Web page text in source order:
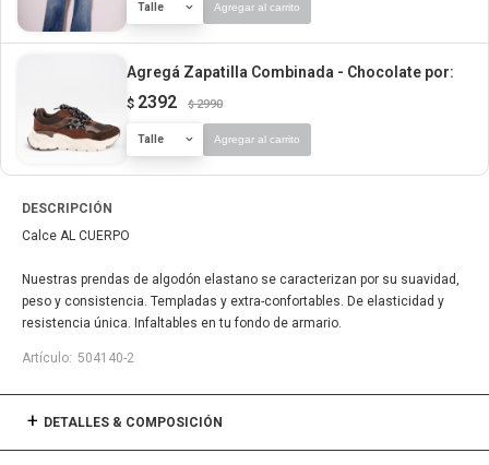
Talle Agregar al carrito
Agregá Zapatilla Combinada - Chocolate por:
$ 2392 $ 2990
Talle Agregar al carrito
DESCRIPCIÓN
Calce AL CUERPO
Nuestras prendas de algodón elastano se caracterizan por su suavidad,
peso y consistencia. Templadas y extra-confortables. De elasticidad y
resistencia única. Infaltables en tu fondo de armario.
504140-2
DETALLES & COMPOSICIÓN